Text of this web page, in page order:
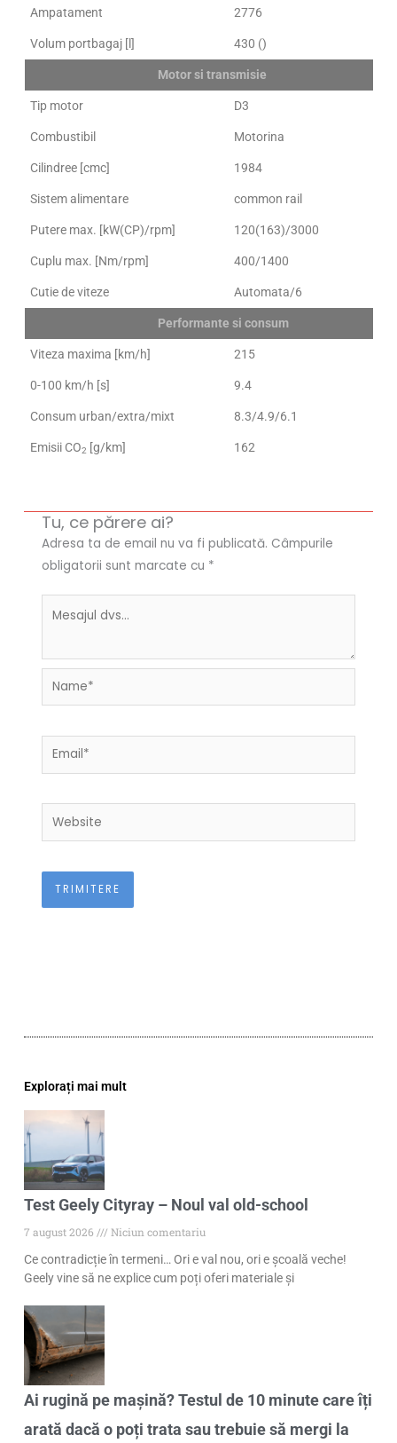
Ampatament 2776
Volum portbagaj [l] 430 ()
Motor si transmisie
Tip motor D3
Combustibil Motorina
Cilindree [cmc] 1984
Sistem alimentare common rail
Putere max. [kW(CP)/rpm] 120(163)/3000
Cuplu max. [Nm/rpm] 400/1400
Cutie de viteze Automata/6
Performante si consum
Viteza maxima [km/h] 215
0-100 km/h [s] 9.4
Consum urban/extra/mixt 8.3/4.9/6.1
Emisii CO2 [g/km] 162
Tu, ce părere ai?
Adresa ta de email nu va fi publicată. Câmpurile
obligatorii sunt marcate cu *
Name*
Email*
Website
Explorați mai mult
Test Geely Cityray – Noul val old-school
7 august 2026
Niciun comentariu
Ce contradicție în termeni… Ori e val nou, ori e școală veche!
Geely vine să ne explice cum poți oferi materiale și
Ai rugină pe mașină? Testul de 10 minute care îți
arată dacă o poți trata sau trebuie să mergi la